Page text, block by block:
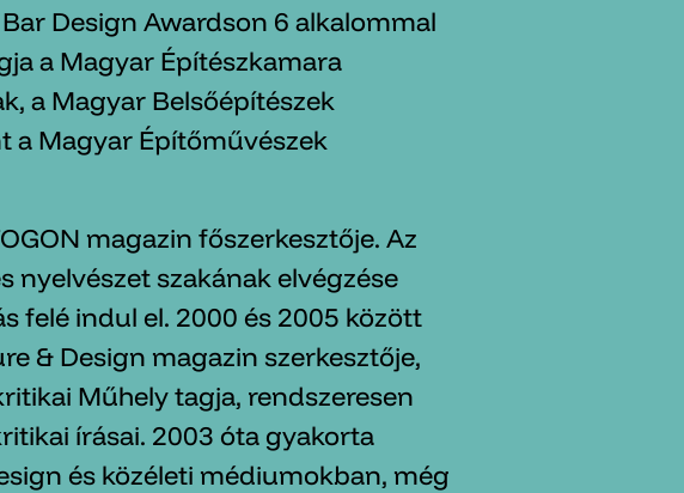
Design Awardson 6 alkalommal
a Magyar Építészkamara
a Magyar Belsőépítészek
a Magyar Építőművészek
magazin főszerkesztője. Az
nyelvészet szakának elvégzése
felé indul el. 2000 és 2005 között
& Design magazin szerkesztője,
Műhely tagja, rendszeresen
írásai. 2003 óta gyakorta
és közéleti médiumokban, még